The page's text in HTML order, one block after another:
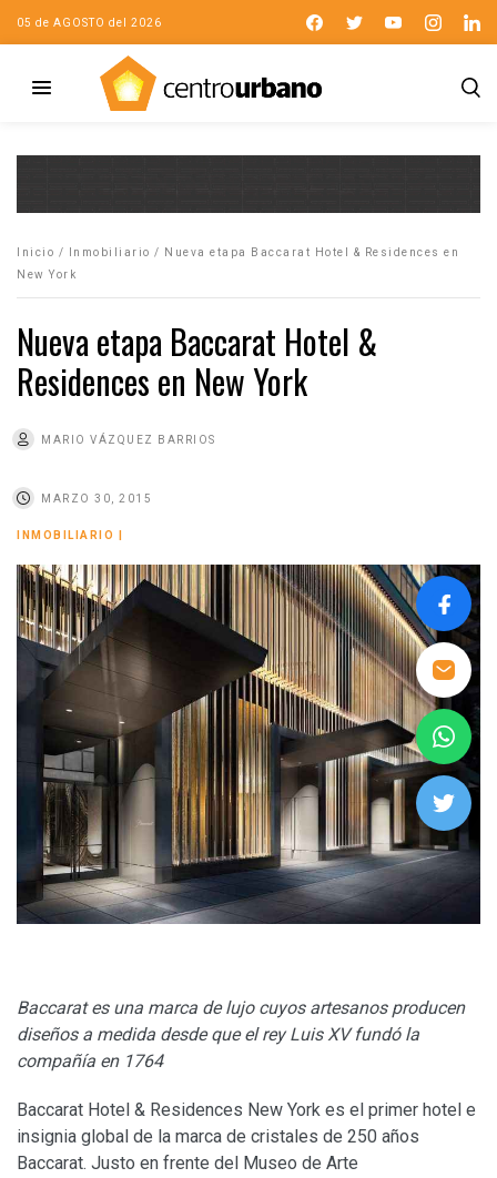
05 de AGOSTO del 2026
Inicio / Inmobiliario /
Nueva etapa Baccarat Hotel & Residences en
New York
Nueva etapa Baccarat Hotel &
Residences en New York
MARIO VÁZQUEZ BARRIOS
MARZO 30, 2015
INMOBILIARIO
Baccarat es una marca de lujo cuyos artesanos producen
diseños a medida desde que el rey Luis XV fundó la
compañía en 1764
Baccarat Hotel & Residences New York es el primer hotel e
insignia global de la marca de cristales de 250 años
Baccarat. Justo en frente del Museo de Arte